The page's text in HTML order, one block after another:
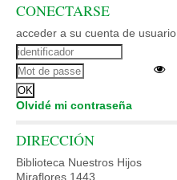
CONECTARSE
acceder a su cuenta de usuario
Olvidé mi contraseña
DIRECCIÓN
Biblioteca Nuestros Hijos
Miraflores 1443